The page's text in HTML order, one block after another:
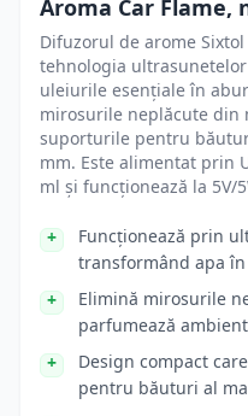
Aroma Car Flame,
Difuzorul de arome
tehnologia
uleiurile esențiale în
mirosurile neplăcute din
suporturile pentru
mm. Este alimentat prin
ml și funcționează la 5V/
Funcționează prin
transformând apa
Elimină mirosurile
parfumează
Design compact
pentru băuturi al